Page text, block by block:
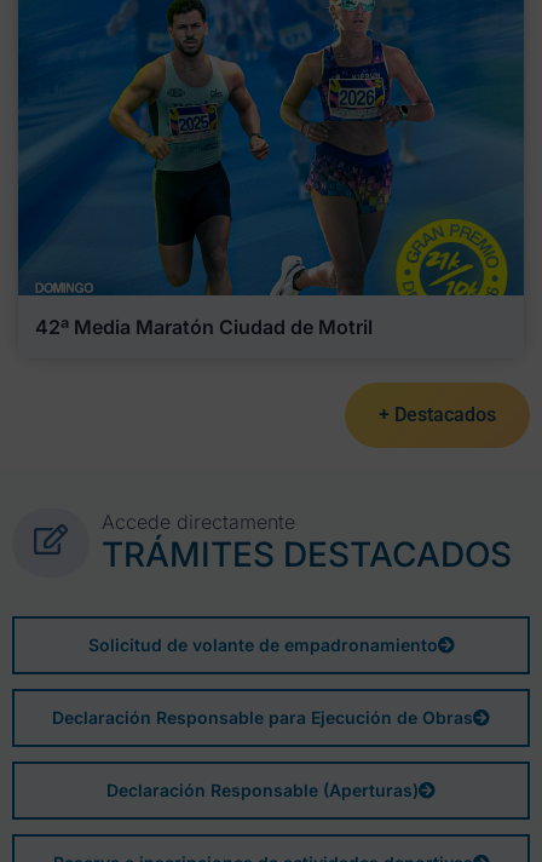
42ª Media Maratón Ciudad de Motril
+ Destacados
Accede directamente
TRÁMITES DESTACADOS
Solicitud de volante de empadronamiento
Declaración Responsable para Ejecución de Obras
Declaración Responsable (Aperturas)